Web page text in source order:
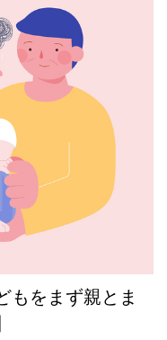
もをまず親とま